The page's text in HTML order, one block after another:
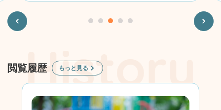
Previous Next
閲覧履歴 もっと見る